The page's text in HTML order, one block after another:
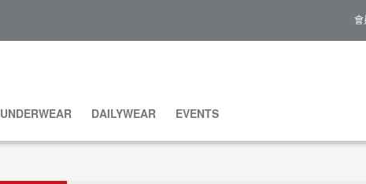
會
UNDERWEAR DAILYWEAR EVENTS